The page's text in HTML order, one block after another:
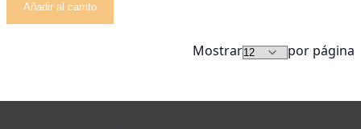
Añadir al carrito
Mostrar por página